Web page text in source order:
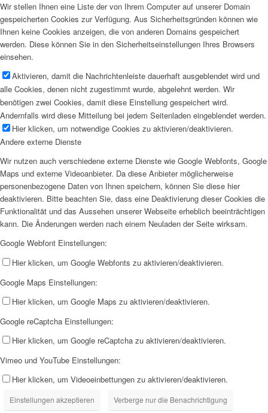
Wir stellen Ihnen eine Liste der von Ihrem Computer auf unserer Domain
gespeicherten Cookies zur Verfügung. Aus Sicherheitsgründen können wie
Ihnen keine Cookies anzeigen, die von anderen Domains gespeichert
werden. Diese können Sie in den Sicherheitseinstellungen Ihres Browsers
einsehen.
Aktivieren, damit die Nachrichtenleiste dauerhaft ausgeblendet wird und
alle Cookies, denen nicht zugestimmt wurde, abgelehnt werden. Wir
benötigen zwei Cookies, damit diese Einstellung gespeichert wird.
Andernfalls wird diese Mitteilung bei jedem Seitenladen eingeblendet werden.
Hier klicken, um notwendige Cookies zu aktivieren/deaktivieren.
Andere externe Dienste
Wir nutzen auch verschiedene externe Dienste wie Google Webfonts, Google
Maps und externe Videoanbieter. Da diese Anbieter möglicherweise
personenbezogene Daten von Ihnen speichern, können Sie diese hier
deaktivieren. Bitte beachten Sie, dass eine Deaktivierung dieser Cookies die
Funktionalität und das Aussehen unserer Webseite erheblich beeinträchtigen
kann. Die Änderungen werden nach einem Neuladen der Seite wirksam.
Google Webfont Einstellungen:
Hier klicken, um Google Webfonts zu aktivieren/deaktivieren.
Google Maps Einstellungen:
Hier klicken, um Google Maps zu aktivieren/deaktivieren.
Google reCaptcha Einstellungen:
Hier klicken, um Google reCaptcha zu aktivieren/deaktivieren.
Vimeo und YouTube Einstellungen:
Hier klicken, um Videoeinbettungen zu aktivieren/deaktivieren.
Einstellungen akzeptieren Verberge nur die Benachrichtigung